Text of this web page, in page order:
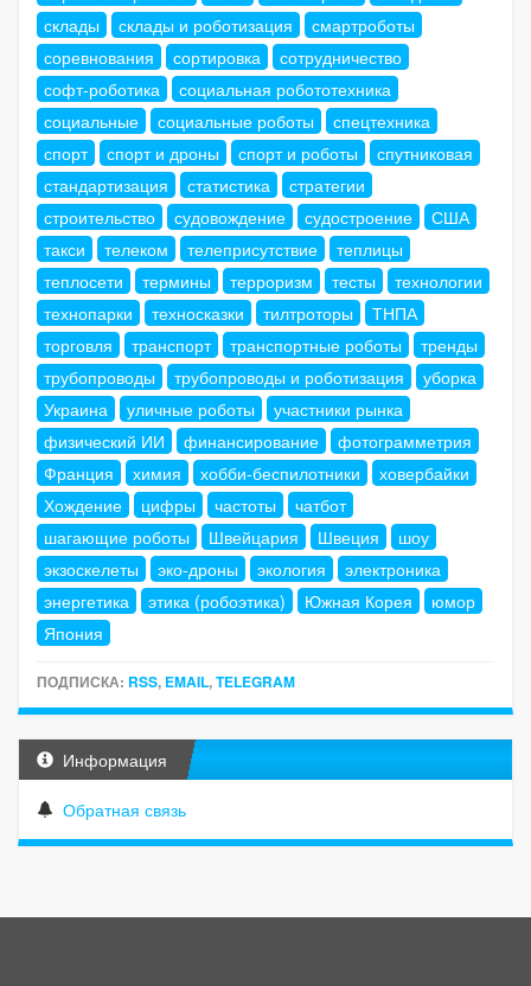
склады
склады и роботизация
смартроботы
соревнования
сортировка
сотрудничество
софт-роботика
социальная робототехника
социальные
социальные роботы
спецтехника
спорт
спорт и дроны спорт и роботы
спутниковая
стандартизация
статистика
стратегии
строительство
судовождение судостроение
США
такси
телеком телеприсутствие
теплицы
теплосети
термины терроризм тесты
технологии
технопарки
техносказки тилтроторы
ТНПА
торговля
транспорт транспортные роботы
тренды
трубопроводы
трубопроводы и роботизация
уборка
Украина
уличные роботы
участники рынка
физический ИИ
финансирование
фотограмметрия
Франция
химия хобби-беспилотники
ховербайки
Хождение
цифры частоты
чатбот
шагающие роботы
Швейцария Швеция
шоу
экзоскелеты
эко-дроны экология
электроника
энергетика
этика (робоэтика) Южная Корея
юмор
Япония
ПОДПИСКА: RSS, EMAIL,TELEGRAM
Информация
Обратная связь